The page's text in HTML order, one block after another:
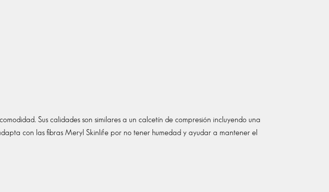
Sus calidades son similares a un calcetín de compresión incluyendo una
con las fibras Meryl Skinlife por no tener humedad y ayudar a mantener el